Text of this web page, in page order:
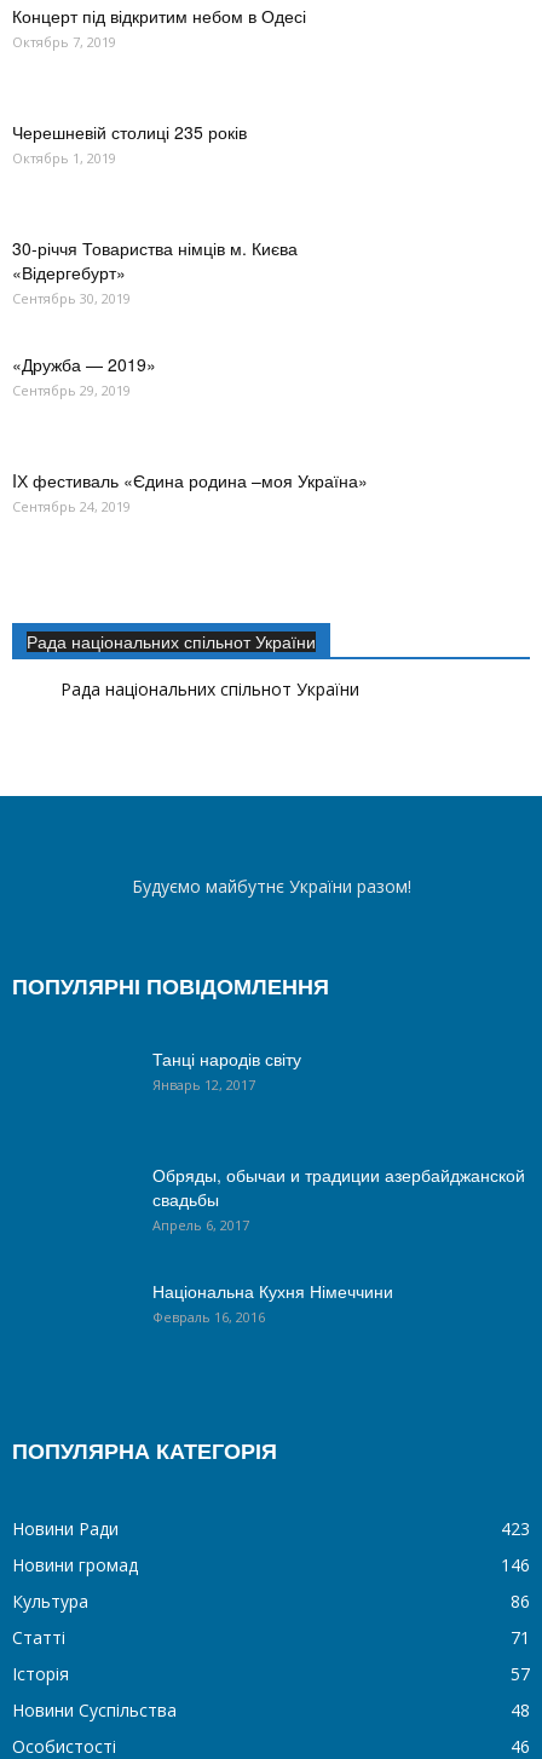
Концерт під відкритим небом в Одесі
Октябрь 7, 2019
Черешневій столиці 235 років
Октябрь 1, 2019
30-річчя Товариства німців м. Києва
«Відергебурт»
Сентябрь 30, 2019
«Дружба — 2019»
Сентябрь 29, 2019
IХ фестиваль «Єдина родина –моя Україна»
Сентябрь 24, 2019
Рада національних спільнот України
Рада національних спільнот України
Будуємо майбутнє України разом!
ПОПУЛЯРНІ ПОВІДОМЛЕННЯ
Танці народів світу
Январь 12, 2017
Обряды, обычаи и традиции азербайджанской
свадьбы
Апрель 6, 2017
Національна Кухня Німеччини
Февраль 16, 2016
ПОПУЛЯРНА КАТЕГОРІЯ
Новини Ради
423
Новини громад
146
Культура
86
Статті
71
Історія
57
Новини Суспільства
48
Особистості
46